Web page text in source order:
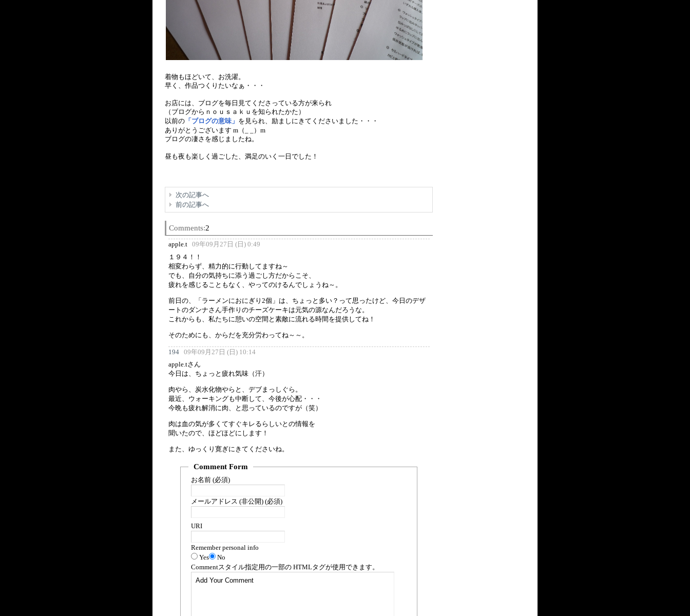
着物もほどいて、お洗濯。
早く、作品つくりたいなぁ・・・
お店には、ブログを毎日見てくださっている方が来られ
（ブログからｎｏｕｓａｋｕを知られたかた）
以前の 「ブログの意味」 を見られ、励ましにきてくださいました・・・
ありがとうございます m（_ _）m
ブログの凄さを感じましたね。
昼も夜も楽しく過ごした、満足のいく一日でした！
次の記事へ
前の記事へ
Comments:2
apple.t
09年09月27日 (日) 0:49
１９４！！
相変わらず、精力的に行動してますね～
でも、自分の気持ちに添う過ごし方だからこそ、
疲れを感じることもなく、やってのけるんでしょうね～。
前日の、「ラーメンにおにぎり2個」は、ちょっと多い？って思ったけど、今日のデザ
ートのダンナさん手作りのチーズケーキは元気の源なんだろうな。
これからも、私たちに憩いの空間と素敵に流れる時間を提供してね！
そのためにも、からだを充分労わってね～～。
194
09年09月27日 (日) 10:14
apple.tさん
今日は、ちょっと疲れ気味（汗）
肉やら、炭水化物やらと、デブまっしぐら。
最近、ウォーキングも中断して、今後が心配・・・
今晩も疲れ解消に肉、と思っているのですが（笑）
肉は血の気が多くてすぐキレるらしいとの情報を
聞いたので、ほどほどにします！
また、ゆっくり寛ぎにきてくださいね。
Comment Form
お名前 (必須)
メールアドレス (非公開) (必須)
URI
Remember personal info
Yes
No
Commentスタイル指定用の一部の HTMLタグが使用できます。